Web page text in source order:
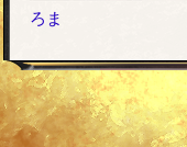
ろま